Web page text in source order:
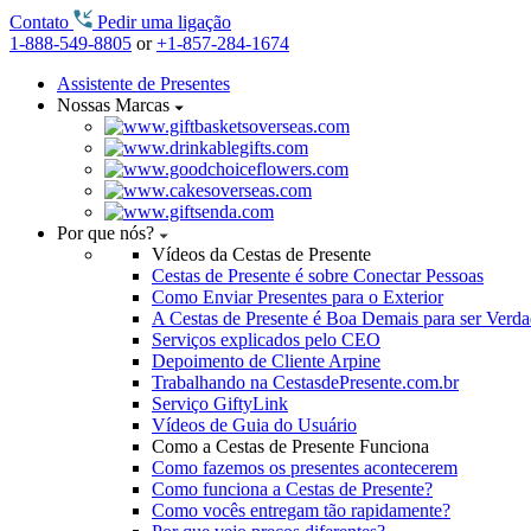
Contato
Pedir uma ligação
1-888-549-8805 or+1-857-284-1674
Assistente de Presentes
Nossas Marcas
Por que nós?
Vídeos da Cestas de Presente
Cestas de Presente é sobre Conectar Pessoas
Como Enviar Presentes para o Exterior
A Cestas de Presente é Boa Demais para ser
Serviços explicados pelo CEO
Depoimento de Cliente Arpine
Trabalhando na CestasdePresente.com.br
Serviço GiftyLink
Vídeos de Guia do Usuário
Como a Cestas de Presente Funciona
Como fazemos os presentes acontecerem
Como funciona a Cestas de Presente?
Como vocês entregam tão rapidamente?